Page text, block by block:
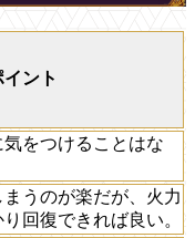
ント
をつけることはな
うのが楽だが、火力
回復できれば良い。